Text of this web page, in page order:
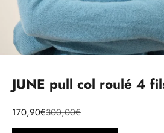
JUNE pull col roulé 4
170,90€300,00€